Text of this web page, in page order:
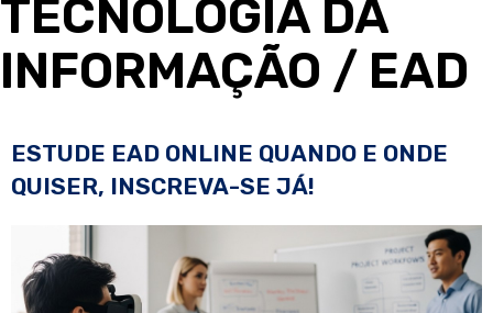
TECNOLOGIA DA
INFORMAÇÃO / EAD
ESTUDE EAD ONLINE QUANDO E ONDE
QUISER, INSCREVA-SE JÁ!